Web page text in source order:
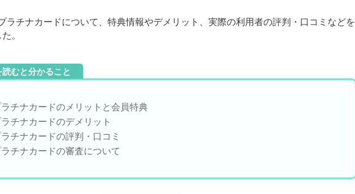
ラチナカードについて、特典情報やデメリット、実際の利用者の評判・口コミなどを
。
むと分かること
チナカードのメリットと会員特典
チナカードのデメリット
チナカードの評判・口コミ
チナカードの審査について